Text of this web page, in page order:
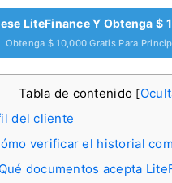
LiteFinance Y Obtenga $
Obtenga $ 10,000 Gratis Para
Tabla de contenido [
del cliente
verificar el historial
documentos acepta